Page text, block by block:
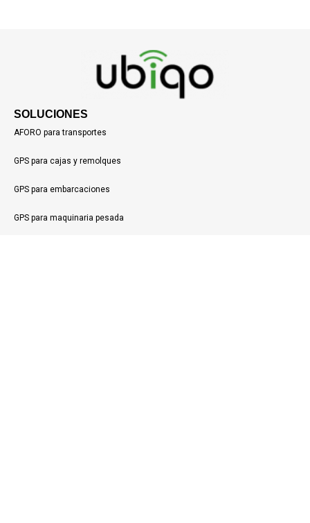
SOLUCIONES
AFORO para transportes
GPS para cajas y remolques
GPS para embarcaciones
GPS para maquinaria pesada